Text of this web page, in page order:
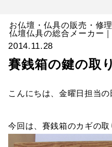
お仏壇・仏具の販売・修
仏壇仏具の総合メーカー
2014.11.28
賽銭箱の鍵の取
こんにちは、金曜日担当の
今回は、賽銭箱のカギの取